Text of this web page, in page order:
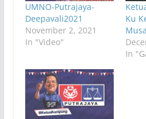
UMNO-Putrajaya-
Deepavali2021
November 2, 2021
In "Video"
Ku
Musa
In